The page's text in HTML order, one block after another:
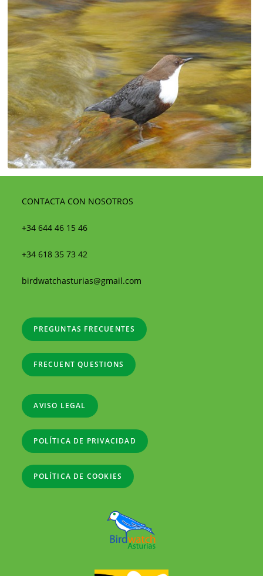
CONTACTA CON NOSOTROS
+34 644 46 15 46
+34 618 35 73 42
birdwatchasturias@gmail.com
PREGUNTAS FRECUENTES
FRECUENT QUESTIONS
AVISO LEGAL
POLÍTICA DE PRIVACIDAD
POLÍTICA DE COOKIES